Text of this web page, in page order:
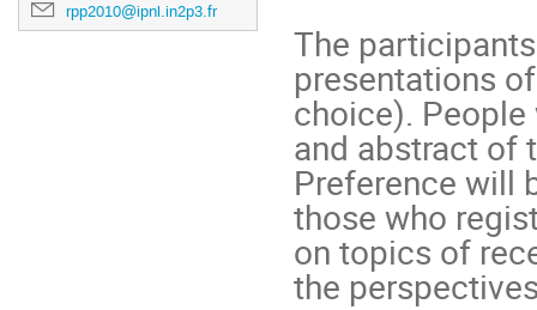
rpp2010@ipnl.in2p3.fr
The
presentations
choice).
and abstract of
Preference will
those who
on topics of
the